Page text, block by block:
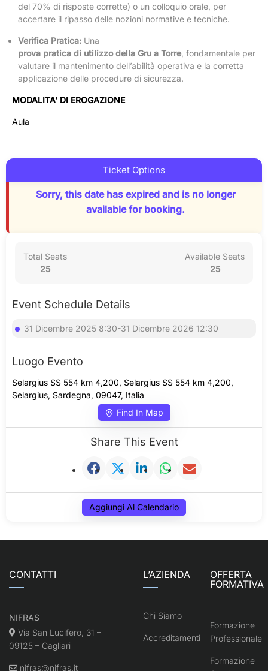
del 70% di risposte corrette) o un colloquio orale, per
accertare il ripasso delle nozioni normative e tecniche.
Verifica Pratica: Una
prova pratica di utilizzo della Gru a Torre , fondamentale per
valutare il mantenimento dell’abilità operativa e la corretta
applicazione delle procedure di sicurezza.
MODALITA’ DI EROGAZIONE
Aula
Ticket Options
Sorry, this date has expired and is no longer
available for booking.
Total Seats
25
Available Seats
25
Event Schedule Details
31 Dicembre 2025 8:30-31 Dicembre 2026 12:30
Luogo Evento
Selargius SS 554 km 4,200, Selargius SS 554 km 4,200,
Selargius, Sardegna, 09047, Italia
Find In Map
Share This Event
Aggiungi Al Calendario
CONTATTI
NIFRAS
Via San Lucifero, 31 –
09125 – Cagliari
nifras@nifras.it
L’AZIENDA
Chi Siamo
Accreditamenti
OFFERTA
FORMATIVA
Formazione
Professionale
Formazione